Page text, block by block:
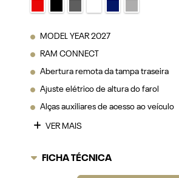
MODEL YEAR 2027
RAM CONNECT
Abertura remota da tampa traseira
Ajuste elétrico de altura do farol
Alças auxiliares de acesso ao veículo
VER MAIS
FICHA TÉCNICA